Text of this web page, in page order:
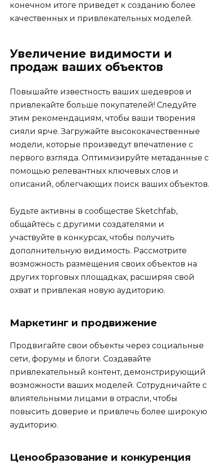
конечном итоге приведет к созданию более
качественных и привлекательных моделей.
Увеличение видимости и
продаж ваших объектов
Повышайте известность ваших шедевров и
привлекайте больше покупателей! Следуйте
этим рекомендациям, чтобы ваши творения
сияли ярче. Загружайте высококачественные
модели, которые произведут впечатление с
первого взгляда. Оптимизируйте метаданные с
помощью релевантных ключевых слов и
описаний, облегчающих поиск ваших объектов.
Будьте активны в сообществе Sketchfab,
общайтесь с другими создателями и
участвуйте в конкурсах, чтобы получить
дополнительную видимость. Рассмотрите
возможность размещения своих объектов на
других торговых площадках, расширяя свой
охват и привлекая новую аудиторию.
Маркетинг и продвижение
Продвигайте свои объекты через социальные
сети, форумы и блоги. Создавайте
привлекательный контент, демонстрирующий
возможности ваших моделей. Сотрудничайте с
влиятельными лицами в отрасли, чтобы
повысить доверие и привлечь более широкую
аудиторию.
Ценообразование и конкуренция